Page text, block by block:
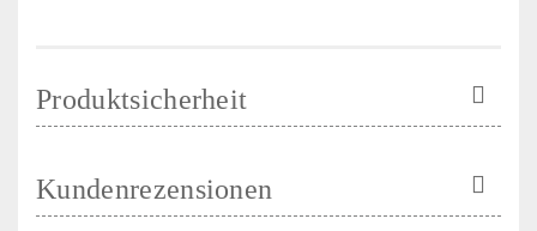
Produktsicherheit
Kundenrezensionen